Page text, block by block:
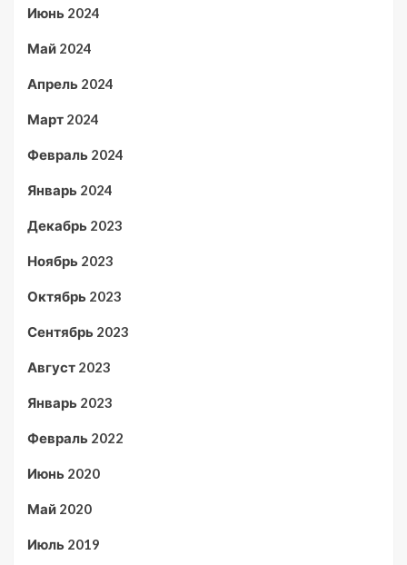
Июнь 2024
Май 2024
Апрель 2024
Март 2024
Февраль 2024
Январь 2024
Декабрь 2023
Ноябрь 2023
Октябрь 2023
Сентябрь 2023
Август 2023
Январь 2023
Февраль 2022
Июнь 2020
Май 2020
Июль 2019